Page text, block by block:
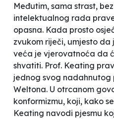
Međutim, sama strast,
intelektualnog rada
opasna. Kada prosto
zvukom riječi, umjesto da
veća je vjerovatnoća da
shvatiti. Prof. Keating
jednog svog
Weltona. U otrcanom
konformizmu, koji, kako
Keating navodi pjesmu